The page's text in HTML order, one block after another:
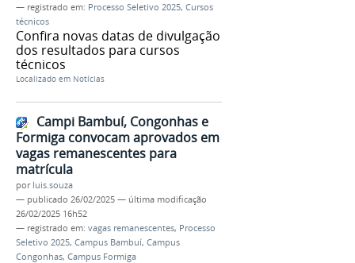
— registrado em: Processo Seletivo 2025, Cursos
técnicos
Confira novas datas de divulgação
dos resultados para cursos
técnicos
Localizado em Notícias
Campi Bambuí, Congonhas e
Formiga convocam aprovados em
vagas remanescentes para
matrícula
por luis.souza
— publicado 26/02/2025 — última modificação
26/02/2025 16h52
— registrado em: vagas remanescentes, Processo
Seletivo 2025, Campus Bambuí, Campus
Congonhas, Campus Formiga